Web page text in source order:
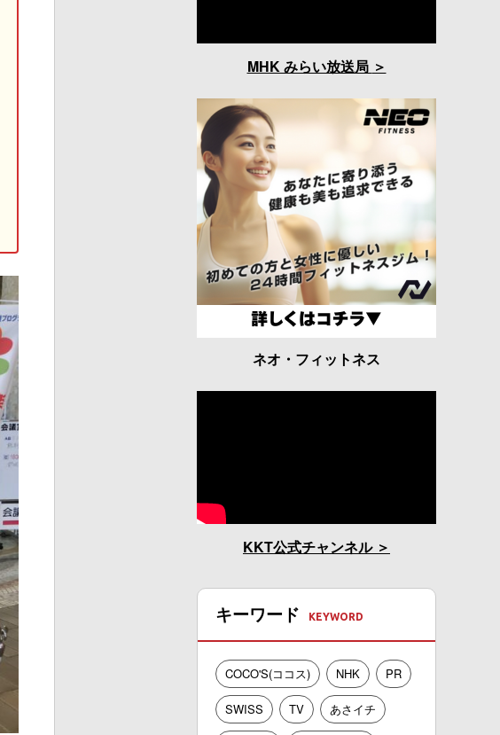
MHK みらい放送局
ネオ・フィットネス
KKT公式チャンネル
キーワード
COCO'S(ココス) NHK PR
SWISS TV あさイチ